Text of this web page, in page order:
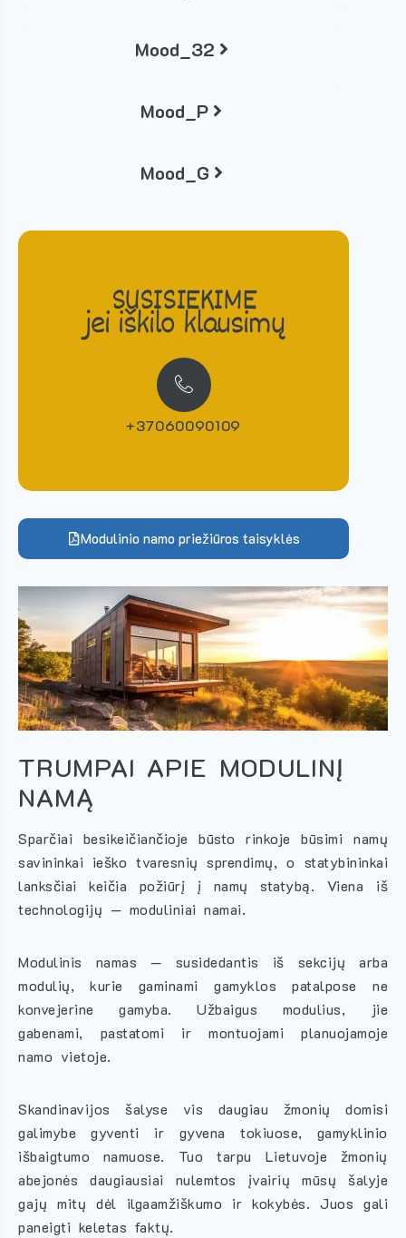
Mood_32
Mood_P
Mood_G
SUSISIEKIME
jei iškilo klausimų
+37060090109
Modulinio namo priežiūros taisyklės
TRUMPAI APIE MODULINĮ
NAMĄ
Sparčiai besikeičiančioje būsto rinkoje būsimi namų
savininkai ieško tvaresnių sprendimų, o statybininkai
lanksčiai keičia požiūrį į namų statybą. Viena iš
technologijų — moduliniai namai.
Modulinis namas — susidedantis iš sekcijų arba
modulių, kurie gaminami gamyklos patalpose ne
konvejerine gamyba. Užbaigus modulius, jie
gabenami, pastatomi ir montuojami planuojamoje
namo vietoje.
Skandinavijos šalyse vis daugiau žmonių domisi
galimybe gyventi ir gyvena tokiuose, gamyklinio
išbaigtumo namuose. Tuo tarpu Lietuvoje žmonių
abejonės daugiausiai nulemtos įvairių mūsų šalyje
gajų mitų dėl ilgaamžiškumo ir kokybės. Juos gali
paneigti keletas faktų.